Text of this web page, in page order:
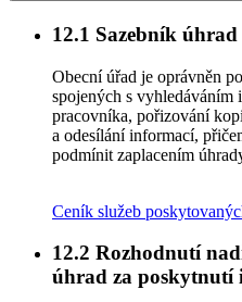
12.1 Sazebník
Obecní úřad je oprávněn
spojených s vyhledáváním
pracovníka, pořizování
a odesílání informací,
podmínit zaplacením
Ceník služeb
12.2 Rozhodnutí
úhrad za poskytnutí